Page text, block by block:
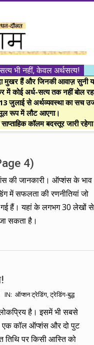
भी नहीं, केवल अर्थसत्य!
मुखर हैं और जिनकी आवाज़ सुनी
अर्ध-सत्य तक नहीं बोल
जुलाई से अर्थव्यवस्था का सच
रूप में लौट आएगा।
साप्ताहिक कॉलम बदस्तूर जारी
4)
की जानकारी। ऑप्शंस के भाव
में सफलता की रणनीतियां जो
हैं। यहां के लगभग 30 लेखों से
सकता है।
IN: ऑप्शन ट्रेडिंग,ट्रेडिंग-बुद्ध
है। इसमें भी सबसे
एक कॉल ऑप्शंस और दो पुट
पर किसी आस्ति को